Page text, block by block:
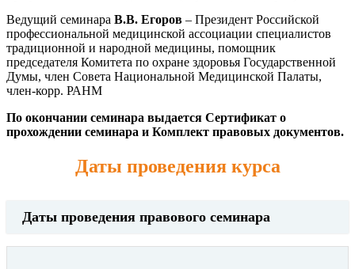
Ведущий семинара В.В. Егоров – Президент Российской
профессиональной медицинской ассоциации специалистов
традиционной и народной медицины, помощник
председателя Комитета по охране здоровья Государственной
Думы, член Совета Национальной Медицинской Палаты,
член-корр. РАНМ
По окончании семинара выдается Сертификат о
прохождении семинара и Комплект правовых документов.
Даты проведения курса
Даты проведения правового семинара